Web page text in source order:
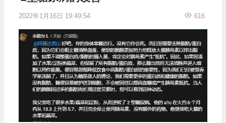
2022年1月16日 19:49:54 616